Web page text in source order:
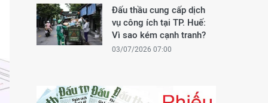
Đấu thầu cung cấp dịch
vụ công ích tại TP. Huế:
Vì sao kém cạnh tranh?
03/07/2026 07:00